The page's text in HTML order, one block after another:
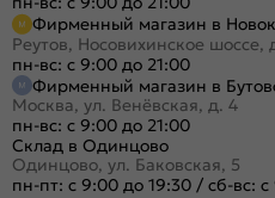
Фирменный магазин в
Реутов, Носовихинское шоссе,
пн-вс: с 9:00 до 21:00
Фирменный магазин в
Москва, ул. Венёвская, д. 4
пн-вс: с 9:00 до 21:00
Склад в Одинцово
Одинцово, ул. Баковская, 5
пн-пт: с 9:00 до 19:30 / сб-вс: